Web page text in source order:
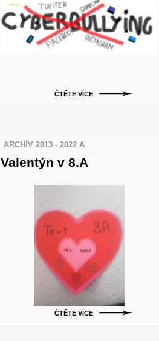
ČTĚTE VÍCE
ARCHÍV 2013 - 2022 A
Valentýn v 8.A
ČTĚTE VÍCE